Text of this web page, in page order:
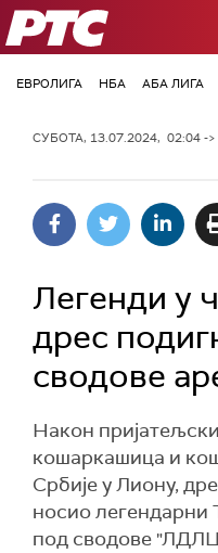
РТС
ЕВРОЛИГА НБА АБА ЛИГА
СУБОТА, 13.07.2024, 02:04 ->
Легенди у
дрес
сводове
Након
кошаркашица и
Србије у Лиону,
носио легендарни
под сводове